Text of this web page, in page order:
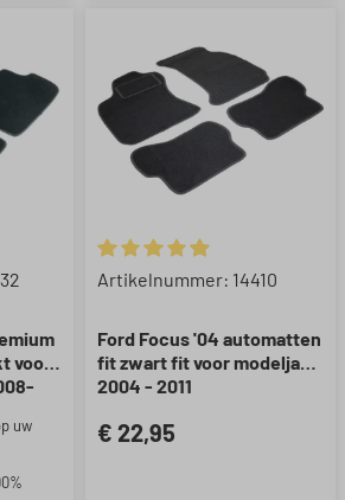
van 4.5 van 5 sterren
voor
uw
Gemiddelde waardering van
Artikelnummer: 14410
Ford Focus '04 automatten
fit zwart fit voor modeljaar
2004 - 2011
€ 22,95